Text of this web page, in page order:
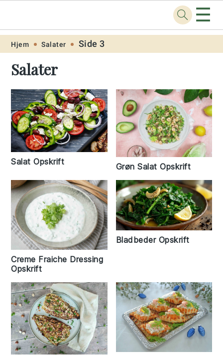
Skip
primary
navigation
Skip
main
content
Skip
primary
sidebar
Skip
footer
Opskrift.net ☰
Hjem Salater Side 3
Salater
Salat Opskrift
Grøn Salat Opskrift
Creme Fraiche Dressing
Opskrift
Bladbeder Opskrift